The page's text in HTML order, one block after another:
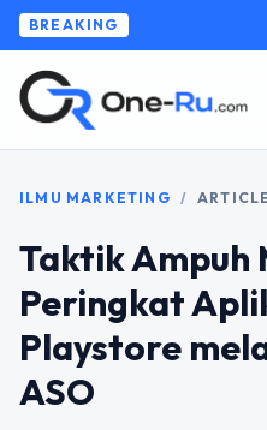
BREAKING
ILMU MARKETING / ARTICLE
Taktik Ampuh
Peringkat
Playstore
ASO